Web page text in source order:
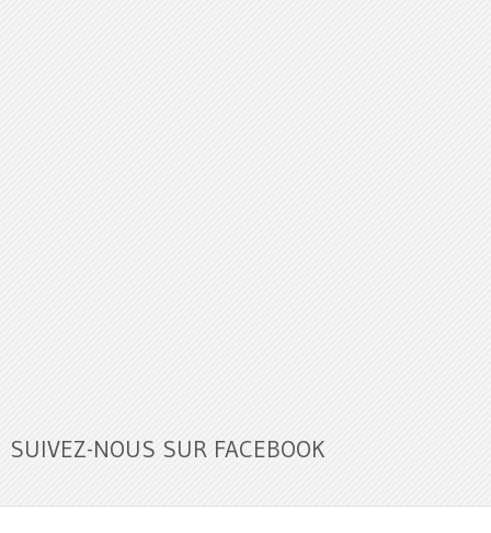
SUIVEZ-NOUS SUR FACEBOOK